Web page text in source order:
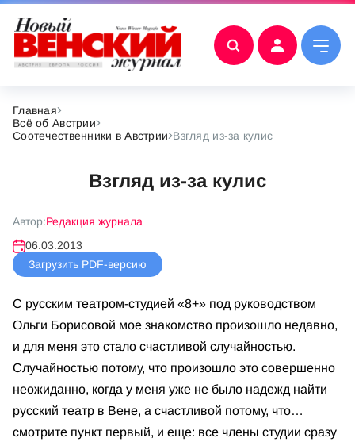
Главная
Всё об Австрии
Соотечественники в Австрии Взгляд из-за кулис
Взгляд из-за кулис
Автор:Редакция журнала
06.03.2013
Загрузить PDF-версию
С русским театром-студией «8+» под руководством
Ольги Борисовой мое знакомство произошло недавно,
и для меня это стало счастливой случайностью.
Случайностью потому, что произошло это совершенно
неожиданно, когда у меня уже не было надежд найти
русский театр в Вене, а счастливой потому, что…
смотрите пункт первый, и еще: все члены студии сразу